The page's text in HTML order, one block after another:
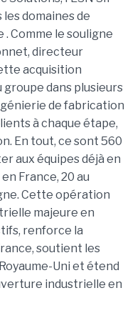
domaines de
. Comme le souligne
directeur
acquisition
dans plusieurs
de fabrication
à chaque étape,
En tout, ce sont 560
aux équipes déjà en
France, 20 au
Cette opération
majeure en
renforce la
soutient les
Uni et étend
industrielle en